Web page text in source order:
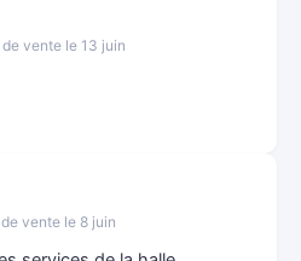
vente le 13 juin
vente le 8 juin